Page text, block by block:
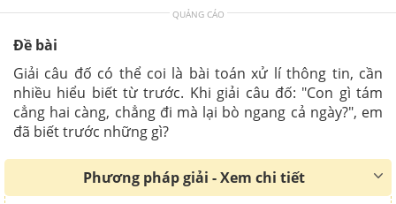
QUẢNG CÁO
Đề bài
Giải câu đố có thể coi là bài toán xử lí thông tin, cần
nhiều hiểu biết từ trước. Khi giải câu đố: "Con gì tám
cẳng hai càng, chẳng đi mà lại bò ngang cả ngày?", em
đã biết trước những gì?
Phương pháp giải - Xem chi tiết